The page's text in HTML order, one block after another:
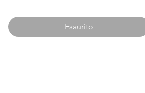
riutilizzati.
200ml/30 ore di combustione
Esaurito